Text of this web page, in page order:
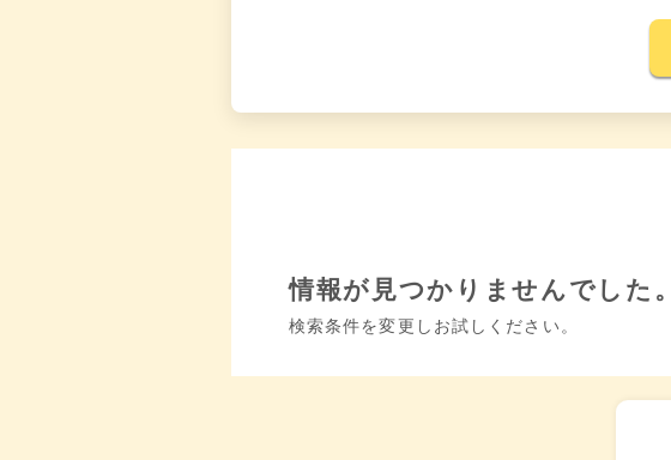
情報が見つかりませんでした。
検索条件を変更しお試しください。